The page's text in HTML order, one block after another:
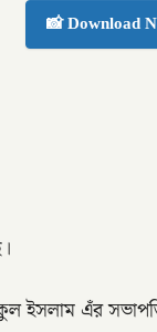
📸 Download
ইসলাম এঁর